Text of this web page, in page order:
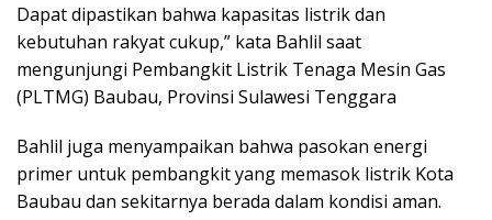
Dapat dipastikan bahwa kapasitas listrik dan
kebutuhan rakyat cukup,” kata Bahlil saat
mengunjungi Pembangkit Listrik Tenaga Mesin Gas
(PLTMG) Baubau, Provinsi Sulawesi Tenggara
Bahlil juga menyampaikan bahwa pasokan energi
primer untuk pembangkit yang memasok listrik Kota
Baubau dan sekitarnya berada dalam kondisi aman.